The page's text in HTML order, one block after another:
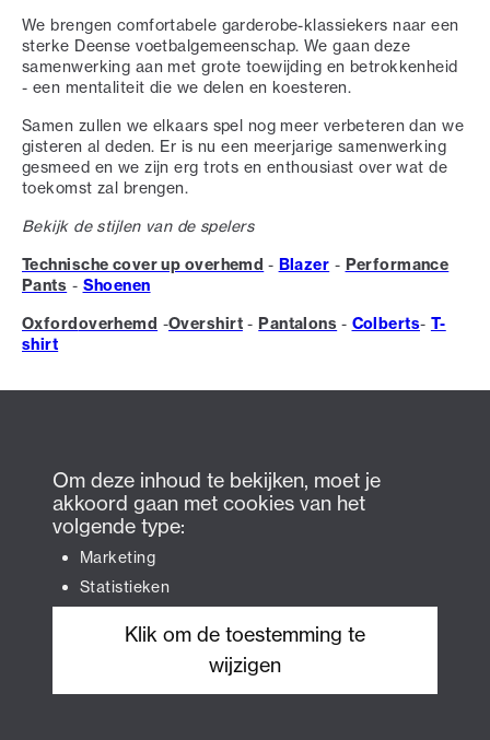
We brengen comfortabele garderobe-klassiekers naar een
sterke Deense voetbalgemeenschap. We gaan deze
samenwerking aan met grote toewijding en betrokkenheid
- een mentaliteit die we delen en koesteren.
Samen zullen we elkaars spel nog meer verbeteren dan we
gisteren al deden. Er is nu een meerjarige samenwerking
gesmeed en we zijn erg trots en enthousiast over wat de
toekomst zal brengen.
Bekijk de stijlen van de spelers
Technische cover up overhemd - Blazer - Performance
Pants - Shoenen
Oxfordoverhemd -Overshirt-Pantalons - Colberts- T-
shirt
Om deze inhoud te bekijken, moet je
akkoord gaan met cookies van het
volgende type:
Marketing
Statistieken
Klik om de toestemming te
wijzigen